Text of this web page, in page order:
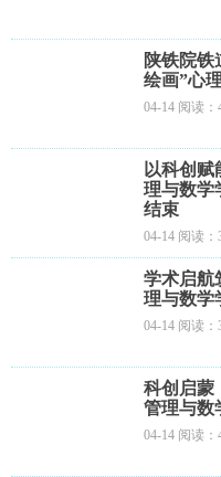
陕铁院铁
绘画”心
04-14 阅读：
以科创
理与数学
结束
04-14 阅读：
学术启
理与数学
04-14 阅读：
科创启
管理与数
04-14 阅读：